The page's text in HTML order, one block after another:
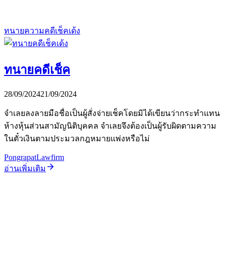
ทนายความคดีเช็คเด้ง
ทนายคดีเช็ค
28/09/202421/09/2024
จำเลยลงลายมือชื่อเป็นผู้สั่งจ่ายเช็คโดยมิได้เขียนว่ากระทำแทน
ห้างหุ้นส่วนสามัญนิติบุคคล จำเลยจึงต้องเป็นผู้รับผิดตามความ
ในตั๋วเงินตามประมวลกฎหมายแพ่งหรือไม่
PongrapatLawfirm
อ่านเพิ่มเติม